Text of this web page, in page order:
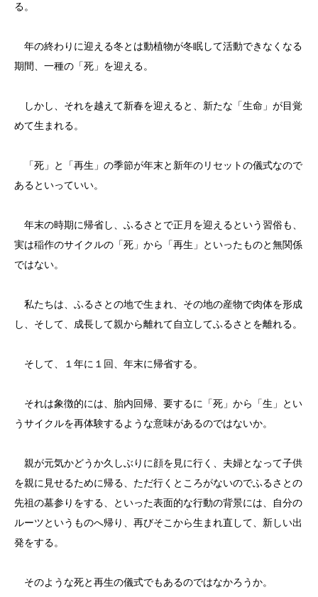
る。
年の終わりに迎える冬とは動植物が冬眠して活動できなくなる
期間、一種の「死」を迎える。
しかし、それを越えて新春を迎えると、新たな「生命」が目覚
めて生まれる。
「死」と「再生」の季節が年末と新年のリセットの儀式なので
あるといっていい。
年末の時期に帰省し、ふるさとで正月を迎えるという習俗も、
実は稲作のサイクルの「死」から「再生」といったものと無関係
ではない。
私たちは、ふるさとの地で生まれ、その地の産物で肉体を形成
し、そして、成長して親から離れて自立してふるさとを離れる。
そして、１年に１回、年末に帰省する。
それは象徴的には、胎内回帰、要するに「死」から「生」とい
うサイクルを再体験するような意味があるのではないか。
親が元気かどうか久しぶりに顔を見に行く、夫婦となって子供
を親に見せるために帰る、ただ行くところがないのでふるさとの
先祖の墓参りをする、といった表面的な行動の背景には、自分の
ルーツというものへ帰り、再びそこから生まれ直して、新しい出
発をする。
そのような死と再生の儀式でもあるのではなかろうか。